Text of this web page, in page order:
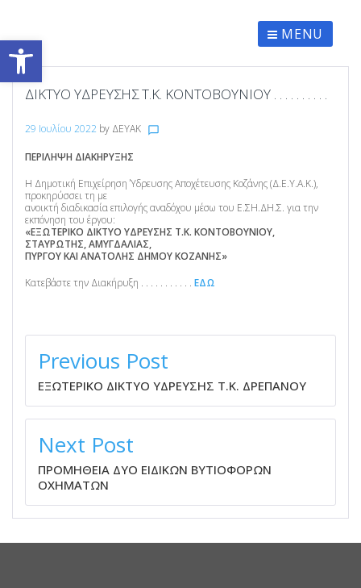
Ανοίξτε τη γραμμή εργαλείων MENU
ΔΙΚΤΥΟ ΥΔΡΕΥΣΗΣ Τ.Κ. ΚΟΝΤΟΒΟΥΝΙΟΥ . . . . . . . . . .
29 Ιουλίου 2022 by ΔΕΥΑΚ chat_bubble_outline
ΠΕΡΙΛΗΨΗ ΔΙΑΚΗΡΥΞΗΣ
Η Δημοτική Επιχείρηση Ύδρευσης Αποχέτευσης Κοζάνης (Δ.Ε.Υ.Α.Κ.),
προκηρύσσει τη με
ανοικτή διαδικασία επιλογής αναδόχου μέσω του Ε.ΣΗ.ΔΗ.Σ. για την
εκπόνηση του έργου:
«ΕΞΩΤΕΡΙΚΟ ΔΙΚΤΥΟ ΥΔΡΕΥΣΗΣ Τ.Κ. ΚΟΝΤΟΒΟΥΝΙΟΥ,
ΣΤΑΥΡΩΤΗΣ, ΑΜΥΓΔΑΛΙΑΣ,
ΠΥΡΓΟΥ ΚΑΙ ΑΝΑΤΟΛΗΣ ΔΗΜΟΥ ΚΟΖΑΝΗΣ»
Κατεβάστε την Διακήρυξη . . . . . . . . . . . ΕΔΩ
ΠΛΟΉΓΗΣΗ
ΆΡΘΡΩΝ
Previous Post
ΕΞΩΤΕΡΙΚΟ ΔΙΚΤΥΟ ΥΔΡΕΥΣΗΣ Τ.Κ. ΔΡΕΠΑΝΟΥ
Next Post
ΠΡΟΜΗΘΕΙΑ ΔΥΟ ΕΙΔΙΚΩΝ ΒΥΤΙΟΦΟΡΩΝ
ΟΧΗΜΑΤΩΝ